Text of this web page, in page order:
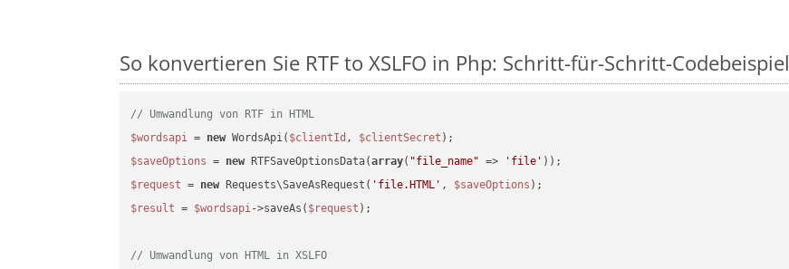
So konvertieren Sie RTF to XSLFO in Php: Schritt-für-Schritt-Codebeispiel
// Umwandlung von RTF in HTML
$wordsapi = new WordsApi( $clientId , $clientSecret
$saveOptions = new RTFSaveOptionsData(array( "file_name" => 'file'
$request = new Requests\SaveAsRequest( 'file.HTML' , $saveOptions
$result = $wordsapi->saveAs( $request );
// Umwandlung von HTML in XSLFO